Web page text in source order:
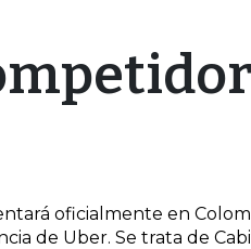
oficialmente en
de Uber. Se trata de